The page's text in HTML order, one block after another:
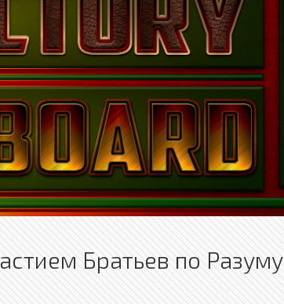
Братьев по Разуму